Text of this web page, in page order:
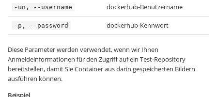
-un, --username dockerhub-Benutzername
-p, --password dockerhub-Kennwort
Diese Parameter werden verwendet, wenn wir Ihnen
Anmeldeinformationen für den Zugriff auf ein Test-Repository
bereitstellen, damit Sie Container aus darin gespeicherten Bildern
ausführen können.
Beispiel